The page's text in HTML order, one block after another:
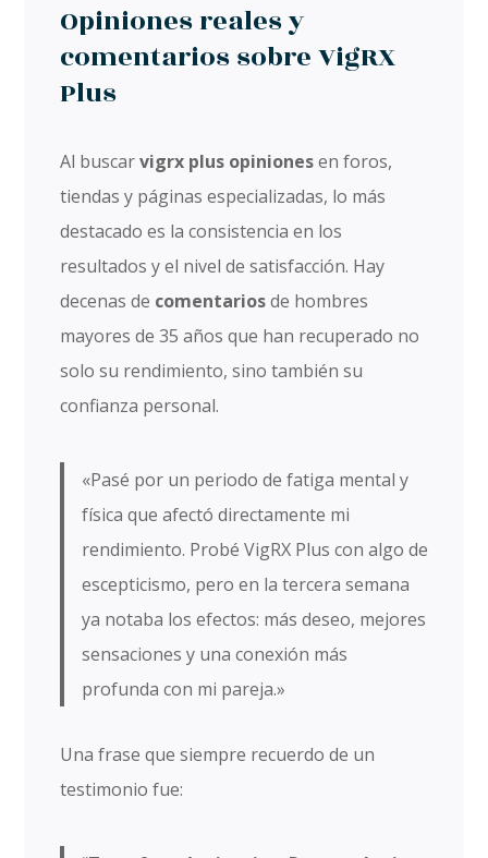
Opiniones reales y
comentarios sobre VigRX
Plus
Al buscarvigrx plus opinionesen foros,
tiendas y páginas especializadas, lo más
destacado es la consistencia en los
resultados y el nivel de satisfacción. Hay
decenas de comentariosde hombres
mayores de 35 años que han recuperado no
solo su rendimiento, sino también su
confianza personal.
«Pasé por un periodo de fatiga mental y
física que afectó directamente mi
rendimiento. Probé VigRX Plus con algo de
escepticismo, pero en la tercera semana
ya notaba los efectos: más deseo, mejores
sensaciones y una conexión más
profunda con mi pareja.»
Una frase que siempre recuerdo de un
testimonio fue: